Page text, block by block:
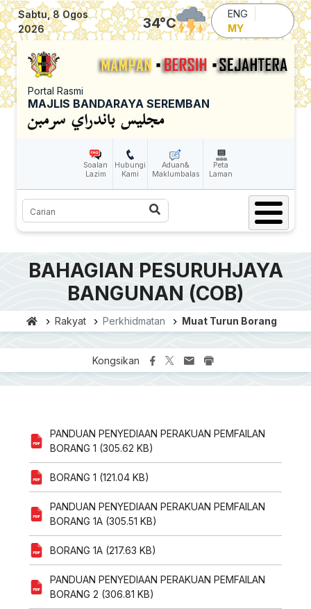
Skip to main content
Sabtu, 8 Ogos
2026
34°C
ENG
MY
Portal Rasmi
MAJLIS BANDARAYA SEREMBAN
Soalan
Lazim
Hubungi
Kami
Aduan&
Maklumbalas
Peta
Laman
Carian
BAHAGIAN PESURUHJAYA
BANGUNAN (COB)
Rakyat Perkhidmatan Muat Turun Borang
Kongsikan
PANDUAN PENYEDIAAN PERAKUAN PEMFAILAN
BORANG 1 (305.62 KB)
BORANG 1 (121.04 KB)
PANDUAN PENYEDIAAN PERAKUAN PEMFAILAN
BORANG 1A (305.51 KB)
BORANG 1A (217.63 KB)
PANDUAN PENYEDIAAN PERAKUAN PEMFAILAN
BORANG 2 (306.81 KB)